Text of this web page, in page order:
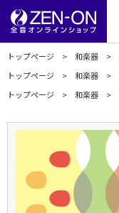
トップページ 和楽器
トップページ
和楽器
トップページ
和楽器